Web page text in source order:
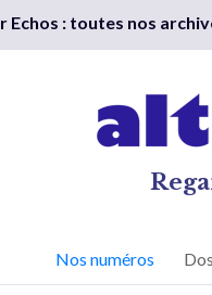
: toutes nos
Nos numéros